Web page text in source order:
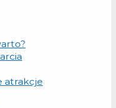
atrakcje